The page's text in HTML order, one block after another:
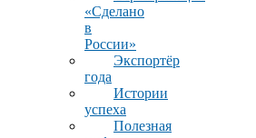
«Сделано
в
России»
Экспортёр
года
Истории
успеха
Полезная